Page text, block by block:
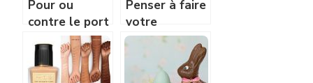
Pour ou
contre le port
de chaussures
sans
chaussettes?
Penser à faire
votre
shopping en